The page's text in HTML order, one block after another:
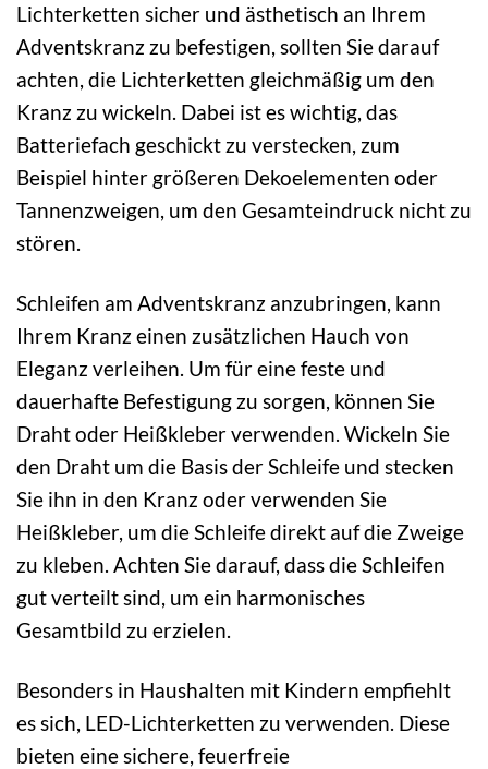
Lichterketten sicher und ästhetisch an Ihrem
Adventskranz zu befestigen, sollten Sie darauf
achten, die Lichterketten gleichmäßig um den
Kranz zu wickeln. Dabei ist es wichtig, das
Batteriefach geschickt zu verstecken, zum
Beispiel hinter größeren Dekoelementen oder
Tannenzweigen, um den Gesamteindruck nicht zu
stören.
Schleifen am Adventskranz anzubringen, kann
Ihrem Kranz einen zusätzlichen Hauch von
Eleganz verleihen. Um für eine feste und
dauerhafte Befestigung zu sorgen, können Sie
Draht oder Heißkleber verwenden. Wickeln Sie
den Draht um die Basis der Schleife und stecken
Sie ihn in den Kranz oder verwenden Sie
Heißkleber, um die Schleife direkt auf die Zweige
zu kleben. Achten Sie darauf, dass die Schleifen
gut verteilt sind, um ein harmonisches
Gesamtbild zu erzielen.
Besonders in Haushalten mit Kindern empfiehlt
es sich, LED-Lichterketten zu verwenden. Diese
bieten eine sichere, feuerfreie